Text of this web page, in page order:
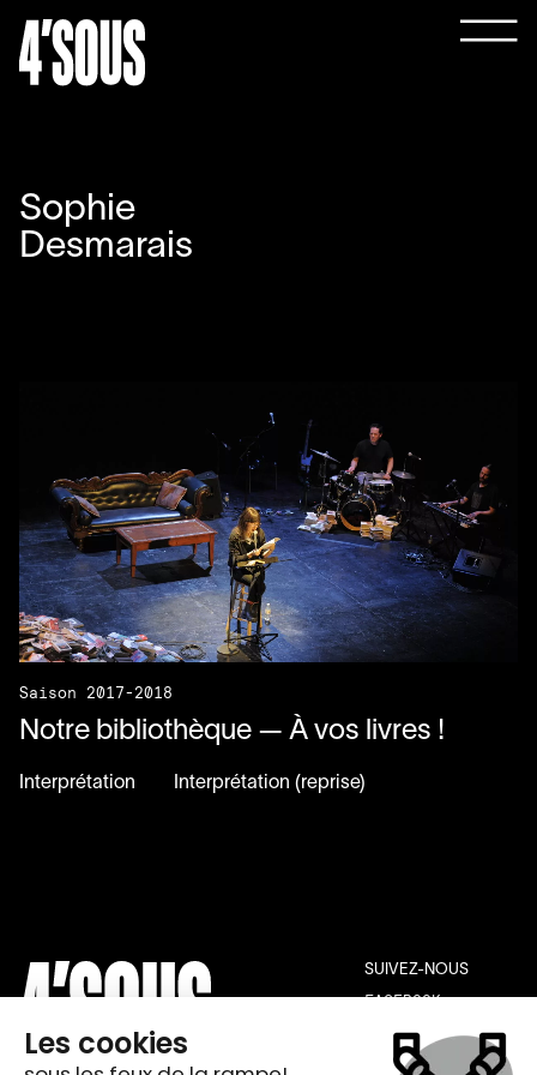
Sophie
Desmarais
Saison 2017-2018
Notre bibliothèque — À vos livres !
Interprétation Interprétation (reprise)
SUIVEZ-NOUS
FACEBOOK
YOUTUBE